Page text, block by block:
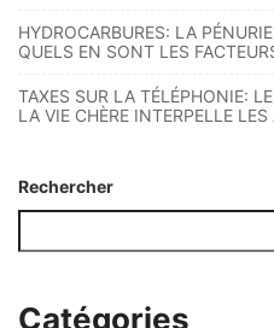
HYDROCARBURES: LA
QUELS EN SONT LES
TAXES SUR LA TÉLÉPHONIE:
LA VIE CHÈRE INTERPELLE
Rechercher
Catégories